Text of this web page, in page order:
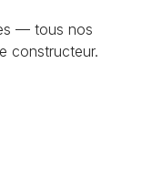
— tous nos
constructeur.